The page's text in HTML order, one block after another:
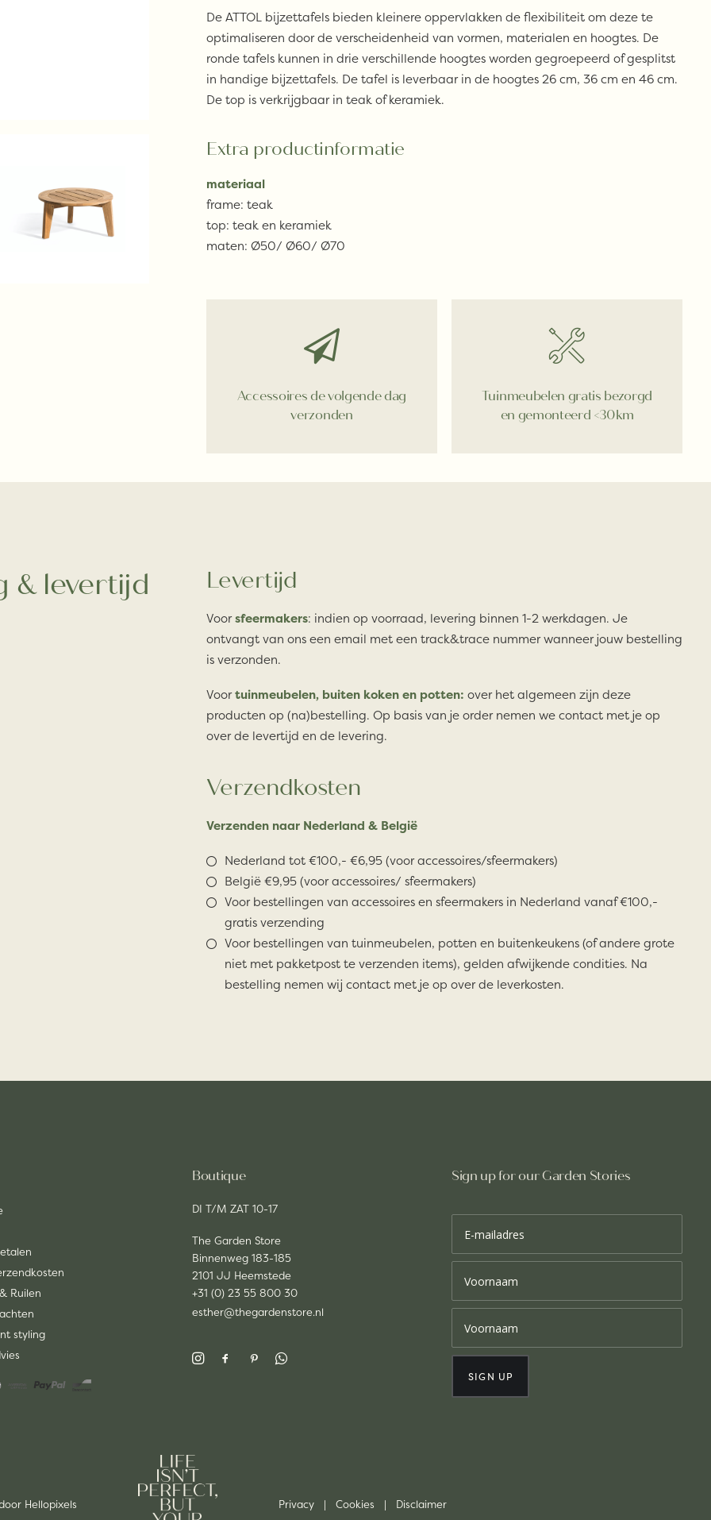
De ATTOL bijzettafels bieden kleinere oppervlakken de flexibiliteit om deze te
optimaliseren door de verscheidenheid van vormen, materialen en hoogtes. De
ronde tafels kunnen in drie verschillende hoogtes worden gegroepeerd of gesplitst
in handige bijzettafels. De tafel is leverbaar in de hoogtes 26 cm, 36 cm en 46 cm.
De top is verkrijgbaar in teak of keramiek.
Extra productinformatie
materiaal
frame: teak
top: teak en keramiek
maten: Ø50/ Ø60/ Ø70
Accessoires de volgende dag
verzonden
Tuinmeubelen gratis bezorgd
en gemonteerd <30km
& levertijd Levertijd
Voorsfeermakers: indien op voorraad, levering binnen 1-2 werkdagen. Je
ontvangt van ons een email met een track&trace nummer wanneer jouw bestelling
is verzonden.
Voortuinmeubelen, buiten koken en potten: over het algemeen zijn deze
producten op (na)bestelling. Op basis van je order nemen we contact met je op
over de levertijd en de levering.
Verzendkosten
Verzenden naar Nederland & België
Nederland tot €100,- €6,95 (voor accessoires/sfeermakers)
België €9,95 (voor accessoires/ sfeermakers)
Voor bestellingen van accessoires en sfeermakers in Nederland vanaf €100,-
gratis verzending
Voor bestellingen van tuinmeubelen, potten en buitenkeukens (of andere grote
niet met pakketpost te verzenden items), gelden afwijkende condities. Na
bestelling nemen wij contact met je op over de leverkosten.
Ruilen
styling
Boutique
DI T/M ZAT 10-17
The Garden Store
Binnenweg 183-185
2101 JJ Heemstede
+31 (0) 23 55 800 30
esther@thegardenstore.nl
Sign up for our Garden Stories
Hellopixels Privacy | Cookies | Disclaimer